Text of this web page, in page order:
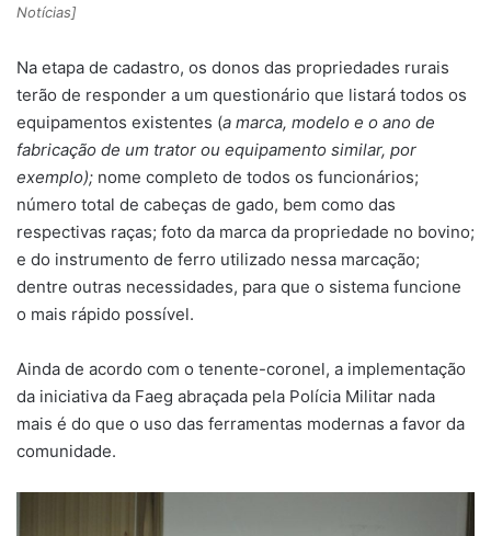
Notícias]
Na etapa de cadastro, os donos das propriedades rurais
terão de responder a um questionário que listará todos os
equipamentos existentes (a marca, modelo e o ano de
fabricação de um trator ou equipamento similar, por
exemplo); nome completo de todos os funcionários;
número total de cabeças de gado, bem como das
respectivas raças; foto da marca da propriedade no bovino;
e do instrumento de ferro utilizado nessa marcação;
dentre outras necessidades, para que o sistema funcione
o mais rápido possível.
Ainda de acordo com o tenente-coronel, a implementação
da iniciativa da Faeg abraçada pela Polícia Militar nada
mais é do que o uso das ferramentas modernas a favor da
comunidade.